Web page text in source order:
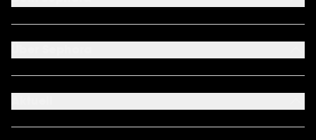
Mein Konto
Sephora Unlimited
Über uns
Karriere
SEPHORA Prize